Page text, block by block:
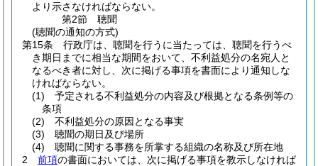
より示さなければならない。
第2節
聴聞
(聴聞の通知の方式)
第15条
行政庁は、聴聞を行うに当たっては、聴聞を行うべ
き期日までに相当な期間をおいて、不利益処分の名宛人と
なるべき者に対し、次に掲げる事項を書面により通知しな
ければならない。
(1)
予定される不利益処分の内容及び根拠となる条例等の
条項
(2)
不利益処分の原因となる事実
(3)
聴聞の期日及び場所
(4)
聴聞に関する事務を所掌する組織の名称及び所在地
2
前項の書面においては、次に掲げる事項を教示しなければ